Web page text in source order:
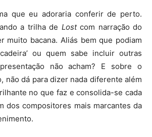
que eu adoraria conferir de perto.
a trilha de Lostcom narração do
muito bacana. Aliás bem que podiam
ou quem sabe incluir outras
não acham? E sobre o
não dá para dizer nada diferente além
no que faz e consolida-se cada
dos compositores mais marcantes da